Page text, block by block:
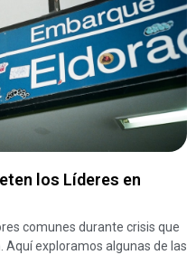
los Líderes en
comunes durante crisis que
Aquí exploramos algunas de las